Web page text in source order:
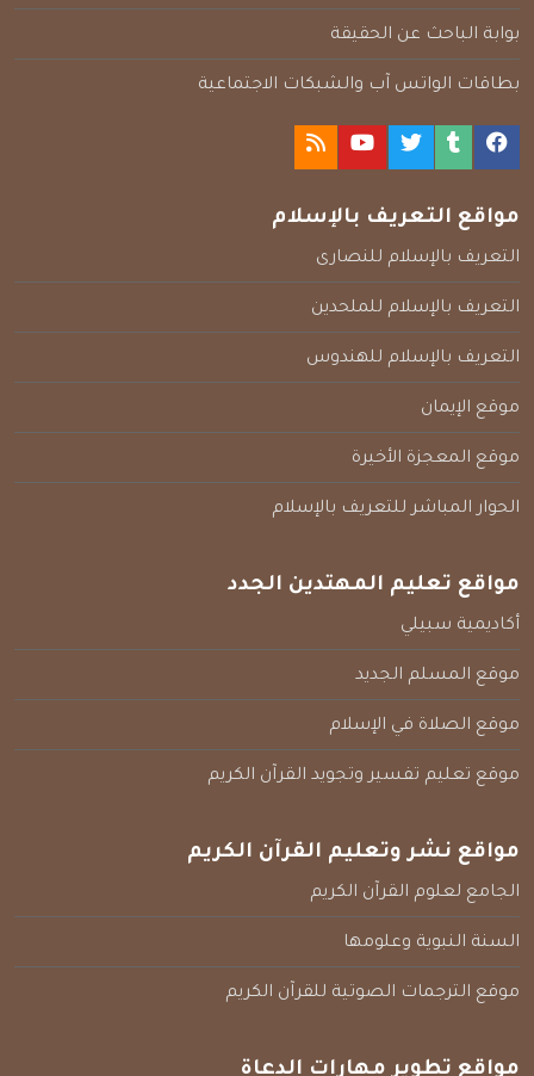
بوابة الباحث عن الحقيقة
بطاقات الواتس آب والشبكات الاجتماعية
مواقع التعريف بالإسلام
التعريف بالإسلام للنصارى
التعريف بالإسلام للملحدين
التعريف بالإسلام للهندوس
موقع الإيمان
موقع المعجزة الأخيرة
الحوار المباشر للتعريف بالإسلام
مواقع تعليم المهتدين الجدد
أكاديمية سبيلي
موقع المسلم الجديد
موقع الصلاة في الإسلام
موقع تعليم تفسير وتجويد القرآن الكريم
مواقع نشر وتعليم القرآن الكريم
الجامع لعلوم القرآن الكريم
السنة النبوية وعلومها
موقع الترجمات الصوتية للقرآن الكريم
مواقع تطوير مهارات الدعاة